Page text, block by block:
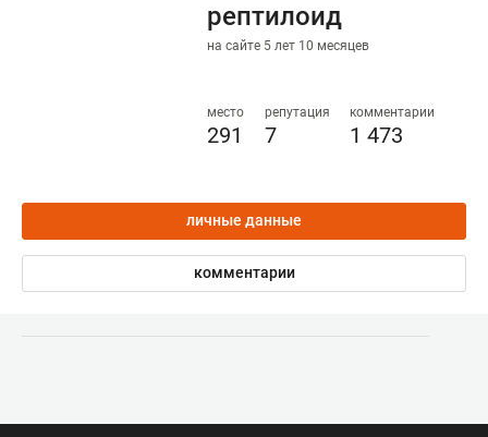
рептилоид
на сайте 5 лет 10 месяцев
место
291
репутация
7
комментарии
1 473
личные данные
комментарии